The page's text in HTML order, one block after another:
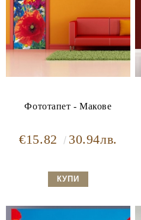
Фототапет - Макове
€15.82 30.94лв.